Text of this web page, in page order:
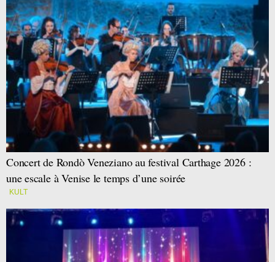
Concert de Rondò Veneziano au festival Carthage 2026 :
une escale à Venise le temps d’une soirée
KULT